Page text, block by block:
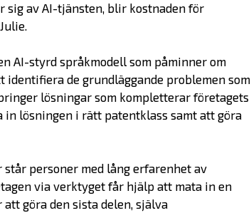
Erbjudande
Prepare
Startup Life Science
Scaleup
sig av AI-tjänsten, blir kostnaden för
AI-styrd språkmodell som påminner om
identifiera de grundläggande problemen som
lösningar som kompletterar företagets
in lösningen i rätt patentklass samt att göra
personer med lång erfarenhet av
via verktyget får hjälp att mata in en
göra den sista delen, själva